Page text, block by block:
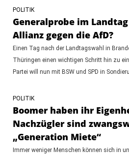
POLITIK
Generalprobe im
Allianz gegen die AfD?
Einen Tag nach der Landtagswahl in
Thüringen einen wichtigen Schritt hin zu
Partei will nun mit BSW und SPD in
POLITIK
Boomer haben ihr
Nachzügler sind
„Generation Miete“
Immer weniger Menschen können sich in